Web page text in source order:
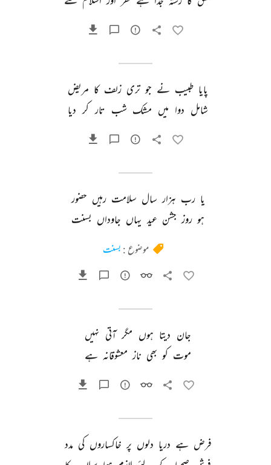
پایا طبیب نے جو تری زلف کا مریض
شامل دوا میں مشک شب تار کر دیا
یا رب ہزار سال سلامت رہیں حضور
ہو روز جشن عید یہاں جاوداں بسنت
موضوع : بسنت
جان دیتا ہوں مگر آتی نہیں
موت کو بھی ناز معشوقانہ ہے
فرض ہے دریا دلوں پر خاکساروں کی مدد